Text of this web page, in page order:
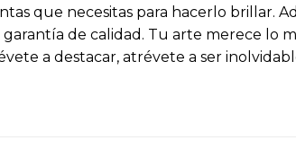
que necesitas para hacerlo brillar.
de calidad. Tu arte merece lo
a destacar, atrévete a ser